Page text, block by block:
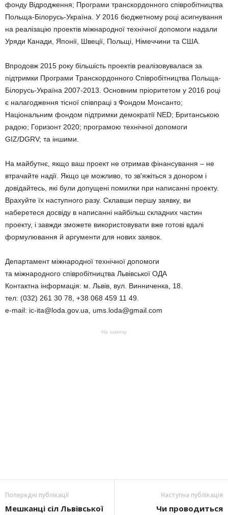
фонду Відродження; Програми транскордонного співробітництва
Польща-Білорусь-Україна. У 2016 бюджетному році асигнування
на реалізацію проектів міжнародної технічної допомоги надали
Уряди Канади, Японії, Швеції, Польщі, Німеччини та США.
Впродовж 2015 року більшість проектів реалізовувалася за
підтримки Програми Транскордонного Співробітництва Польща-
Білорусь-Україна 2007-2013. Основним пріоритетом у 2016 році
є налагодження тісної співпраці з Фондом Монсанто;
Національним фондом підтримки демократії NED; Британською
радою; Горизонт 2020; програмою технічної допомоги
GIZ/DGRV; та іншими.
На майбутнє, якщо ваш проект не отримав фінансування – не
втрачайте надії. Якщо це можливо, то зв'яжіться з донором і
довідайтесь, які були допущені помилки при написанні проекту.
Врахуйте їх наступного разу. Склавши першу заявку, ви
наберетеся досвіду в написанні найбільш складних частин
проекту, і завжди зможете використовувати вже готові вдалі
формулювання й аргументи для нових заявок.
Департамент міжнародної технічної допомоги
та міжнародного співробітництва Львівської ОДА
Контактна інформація: м. Львів, вул. Винниченка, 18.
тел: (032) 261 30 78, +38 068 459 11 49.
e-mail: ic-ita@loda.gov.ua, ums.loda@gmail.com
На замітку
Попередні публікації
Мешканці сіл Львівської
Наступна публікація
Чи проводиться